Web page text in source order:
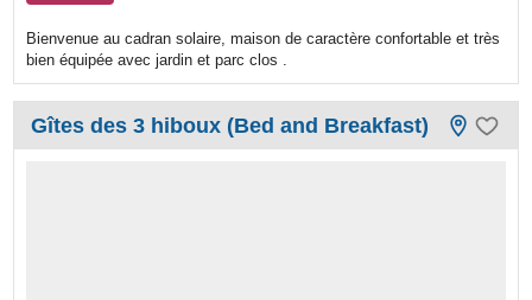
Bienvenue au cadran solaire, maison de caractère confortable et très
bien équipée avec jardin et parc clos .
Gîtes des 3 hiboux (Bed and Breakfast)